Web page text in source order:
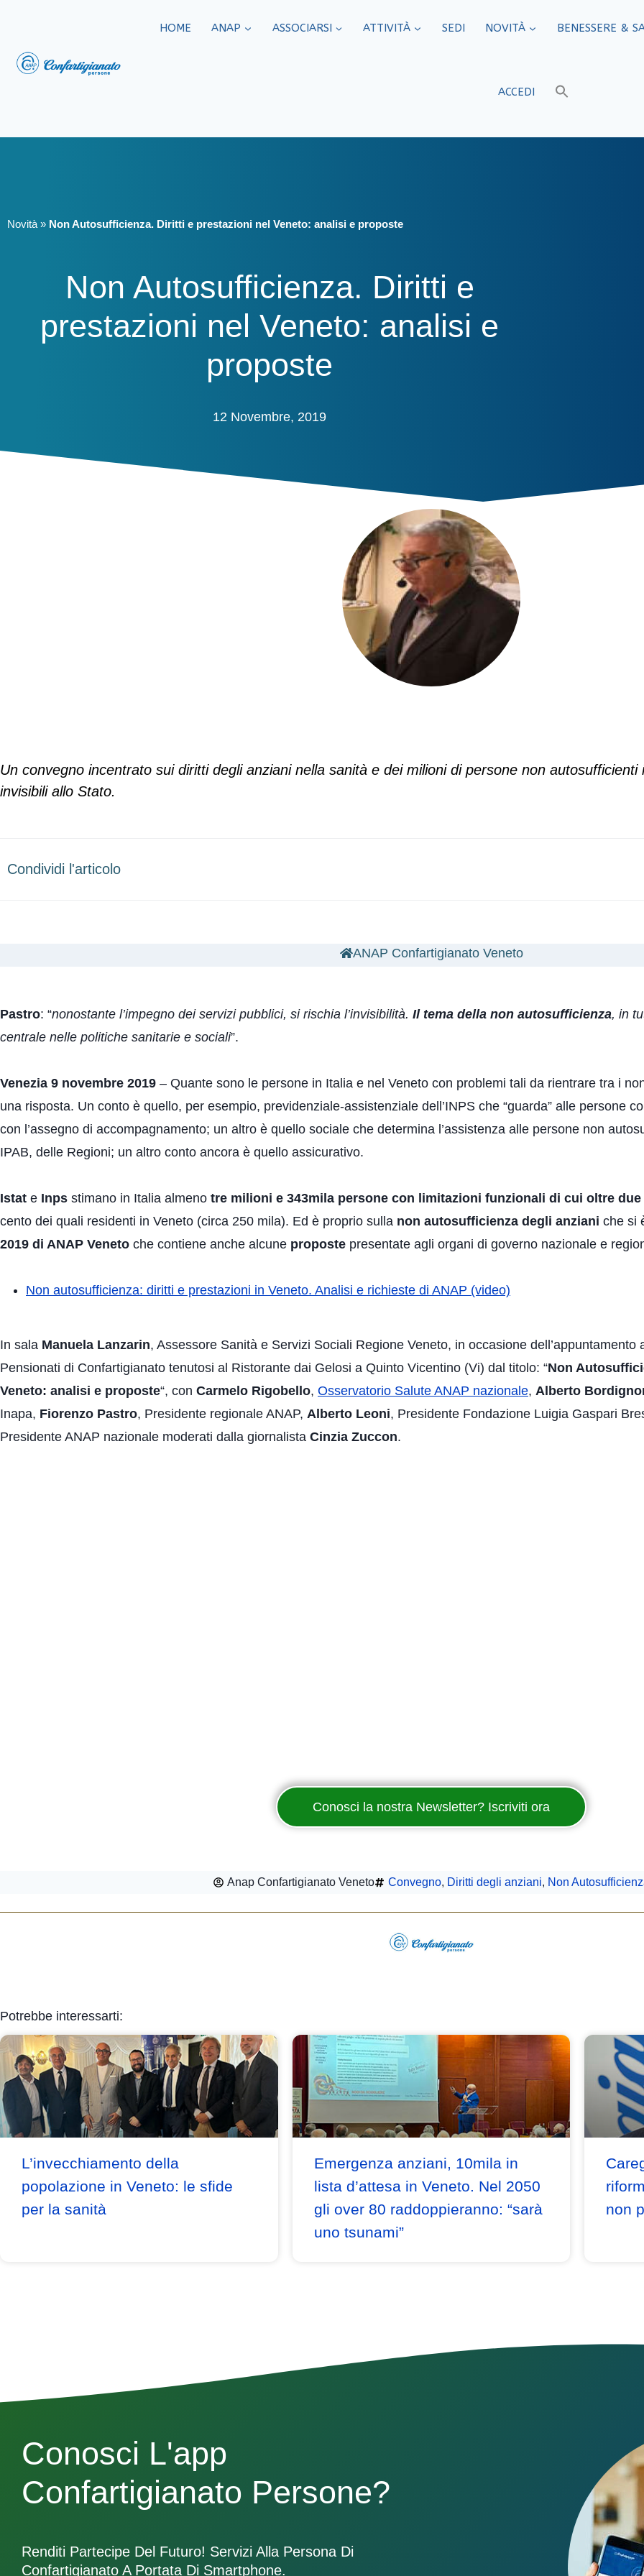
HOME ANAP ASSOCIARSI ATTIVITÀ SEDI​ NOVITÀ BENESSERE &
ACCEDI
Novità » Non Autosufficienza. Diritti e prestazioni nel Veneto: analisi e proposte
Non Autosufficienza. Diritti e
prestazioni nel Veneto: analisi e
proposte
12 Novembre, 2019
Un convegno incentrato sui diritti degli anziani nella sanità e dei milioni di persone non
invisibili allo Stato.
Condividi l'articolo
ANAP Confartigianato Veneto
Pastro: “nonostante l’impegno dei servizi pubblici, si rischia l’invisibilità. Il tema della non autosufficienza, in
centrale nelle politiche sanitarie e sociali”.
Venezia 9 novembre 2019 – Quante sono le persone in Italia e nel Veneto con problemi tali da rientrare tra i
una risposta. Un conto è quello, per esempio, previdenziale-assistenziale dell’INPS che “guarda” alle persone
con l’assegno di accompagnamento; un altro è quello sociale che determina l’assistenza alle persone non
IPAB, delle Regioni; un altro conto ancora è quello assicurativo.
Istat e Inps stimano in Italia almeno tre milioni e 343mila persone con limitazioni funzionali di cui oltre due
cento dei quali residenti in Veneto (circa 250 mila). Ed è proprio sulla non autosufficienza degli anziani che si
2019 di ANAP Veneto che contiene anche alcune proposte presentate agli organi di governo nazionale e
Non autosufficienza: diritti e prestazioni in Veneto. Analisi e richieste di ANAP (video)
In sala Manuela Lanzarin, Assessore Sanità e Servizi Sociali Regione Veneto, in occasione dell’appuntamento
Pensionati di Confartigianato tenutosi al Ristorante dai Gelosi a Quinto Vicentino (Vi) dal titolo: “Non
Veneto: analisi e proposte“, con Carmelo Rigobello, Osservatorio Salute ANAP nazionale, Alberto
Inapa, Fiorenzo Pastro, Presidente regionale ANAP, Alberto Leoni, Presidente Fondazione Luigia Gaspari
Presidente ANAP nazionale moderati dalla giornalista Cinzia Zuccon.
Conosci la nostra Newsletter? Iscriviti ora
Anap Confartigianato Veneto Convegno, Diritti degli anziani, Non
Potrebbe interessarti:
L’invecchiamento della
popolazione in Veneto: le sfide
per la sanità
Emergenza anziani, 10mila in
lista d’attesa in Veneto. Nel 2050
gli over 80 raddoppieranno: “sarà
uno tsunami”
non
Conosci L'app
Confartigianato Persone?
Renditi Partecipe Del Futuro! Servizi Alla Persona Di
Confartigianato A Portata Di Smartphone.